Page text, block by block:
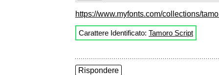
https://www.myfonts.com/collections/
Carattere Identificato: Tamoro Script
Rispondere